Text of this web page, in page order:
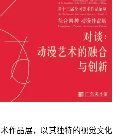
作品展，以其独特的视觉文化